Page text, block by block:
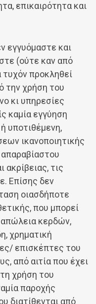
επικαιρότητα και
εγγυόμαστε και
(ούτε καν από
τυχόν προκληθεί
την χρήση του
κι υπηρεσίες
καμία εγγύηση
υποτιθέμενη,
ικανοποιητικής
τις
Επίσης δεν
οιασδήποτε
που μπορεί
απώλεια κερδών,
χρηματική
επισκέπτες του
από αιτία που έχει
χρήση του
παροχής
διατίθενται από